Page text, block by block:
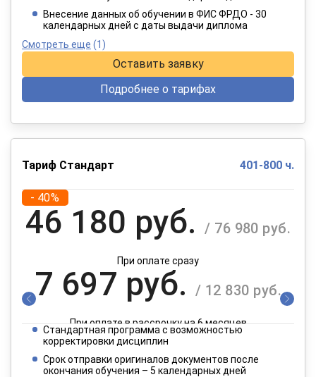
При оплате в рассрочку на 12 месяцев
Внесение данных об обучении в ФИС ФРДО - 30
календарных дней с даты выдачи диплома
Смотреть еще (1)
Оставить заявку
Подробнее о тарифах
Тариф Стандарт 401-800 ч.
- 40%
46 180 руб. / 76 980 руб.
При оплате сразу
7 697 руб. / 12 830 руб.
При оплате в рассрочку на 6 месяцев
3 849 руб.
Стандартная программа с возможностью
корректировки дисциплин
Срок отправки оригиналов документов после
окончания обучения – 5 календарных дней